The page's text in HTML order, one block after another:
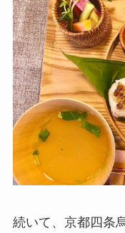
続いて、京都四条